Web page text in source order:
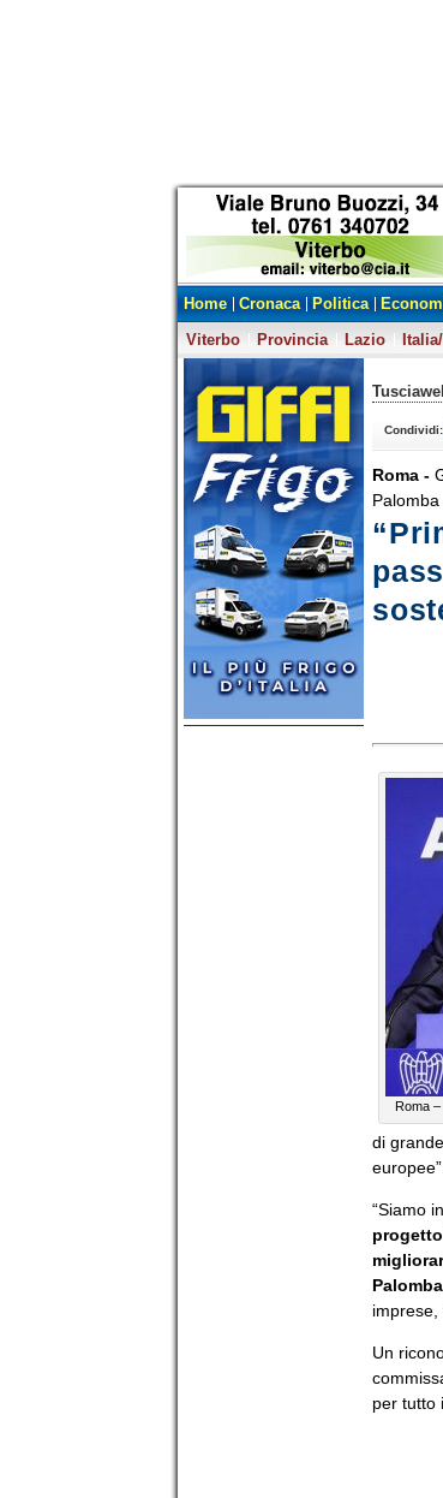
Home Cronaca Politica
Viterbo
Provincia Lazio
Condividi:
Roma -
Roma
di
“Siamo
imprese,
Un
per tutto